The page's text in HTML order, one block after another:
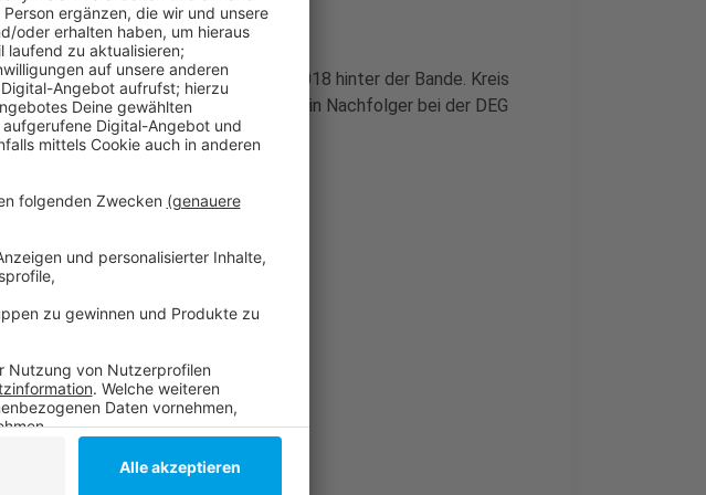
Amtszeit bei der DEG, er stand seit 2018 hinter der Bande. Kreis
nach Schwenningen. Wer sein Nachfolger bei der DEG
zum Thema